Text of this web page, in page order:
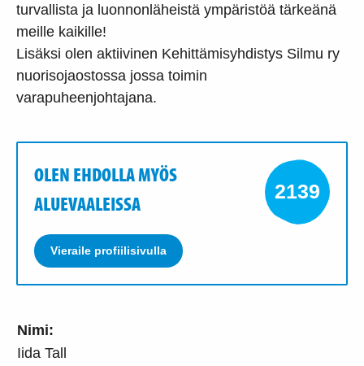
Nimi:
Iida Tall
turvallista ja luonnonläheistä ympäristöä tärkeänä
meille kaikille!
Lisäksi olen aktiivinen Kehittämisyhdistys Silmu ry
nuorisojaostossa jossa toimin
varapuheenjohtajana.
OLEN EHDOLLA MYÖS
ALUEVAALEISSA
Vieraile profiilisivulla
2139